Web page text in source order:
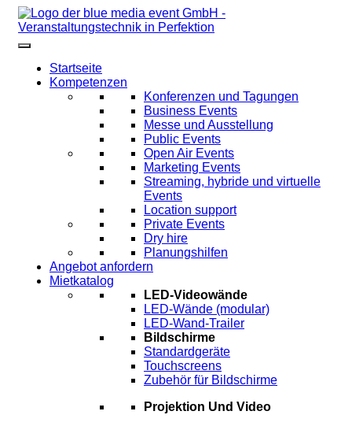
Startseite
Kompetenzen
Konferenzen und Tagungen
Business Events
Messe und Ausstellung
Public Events
Open Air Events
Marketing Events
Streaming, hybride und virtuelle
Events
Location support
Private Events
Dry hire
Planungshilfen
Angebot anfordern
Mietkatalog
LED-Videowände
LED-Wände (modular)
LED-Wand-Trailer
Bildschirme
Standardgeräte
Touchscreens
Zubehör für Bildschirme
Projektion Und Video